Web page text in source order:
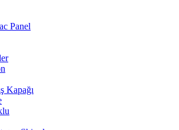
Panel
Kapağı